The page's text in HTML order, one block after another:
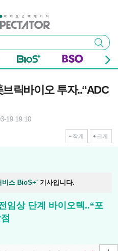
이터
검색
브릭바이오 투자..“ADC
19 19:10
작게 크게
비스 BioS+' 기사입니다.
임상 단계 바이오텍..“포